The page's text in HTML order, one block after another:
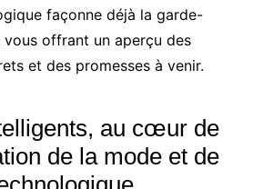
façonne déjà la garde-
vous offrant un aperçu des
et des promesses à venir.
au cœur de
de la mode et de